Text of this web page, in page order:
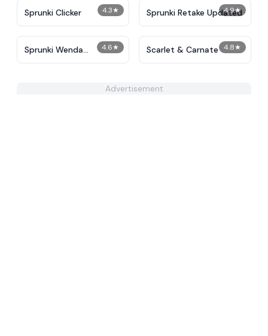
4.3★
Sprunki Clicker 4.9★
Sprunki Retake Updated
4.6★
Sprunki Wenda
Treatment: Human
4.8★
Scarlet & Carnate
Advertisement